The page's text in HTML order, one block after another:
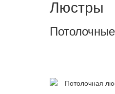
Люстры
Потолочные